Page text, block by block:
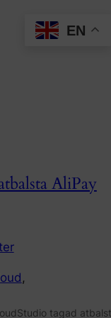
AliPay
tagad
EN